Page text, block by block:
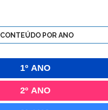
CONTEÚDO POR ANO
1º ANO
2º ANO